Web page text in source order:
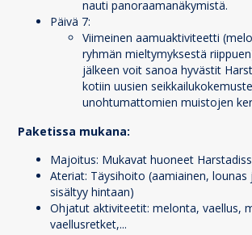
nauti panoraamanäkymistä.
Päivä 7:
Viimeinen aamuaktiviteetti
ryhmän mieltymyksestä
jälkeen voit sanoa hyvästit
kotiin uusien
unohtumattomien muistojen
Paketissa mukana:
Majoitus: Mukavat huoneet
Ateriat: Täysihoito (aamiainen, lounas
sisältyy hintaan)
Ohjatut aktiviteetit: melonta, vaellus,
vaellusretket,...